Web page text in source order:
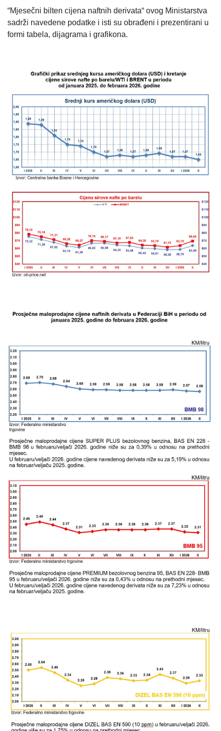
“Mjesečni bilten cijena naftnih derivata“ ovog Ministarstva
sadrži navedene podatke i isti su obrađeni i prezentirani u
formi tabela, dijagrama i grafikona.